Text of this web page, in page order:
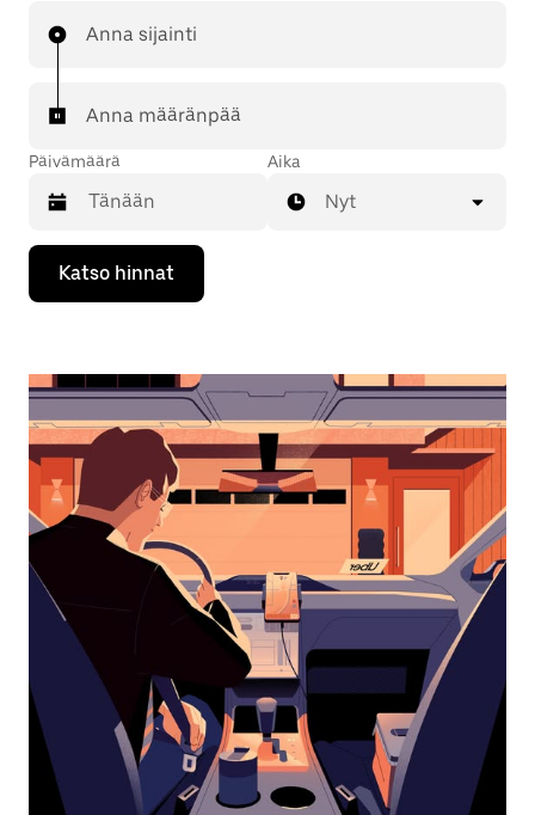
Anna sijainti
Anna määränpää
Päivämäärä
Valitse
päivämäärä
kalenterissa
Sulje
Esc-
painikkeella.
Aika
Nyt
Katso hinnat